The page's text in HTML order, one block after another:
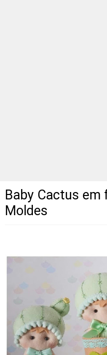
Baby Cactus
Moldes